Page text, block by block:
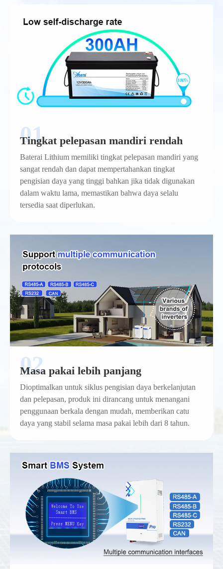
Tingkat pelepasan mandiri rendah
Baterai Lithium memiliki tingkat pelepasan mandiri yang
sangat rendah dan dapat mempertahankan tingkat
pengisian daya yang tinggi bahkan jika tidak digunakan
dalam waktu lama, memastikan bahwa daya selalu
tersedia saat diperlukan.
Masa pakai lebih panjang
Dioptimalkan untuk siklus pengisian daya berkelanjutan
dan pelepasan, produk ini dirancang untuk menangani
penggunaan berkala dengan mudah, memberikan catu
daya yang stabil selama masa pakai lebih dari 8 tahun.